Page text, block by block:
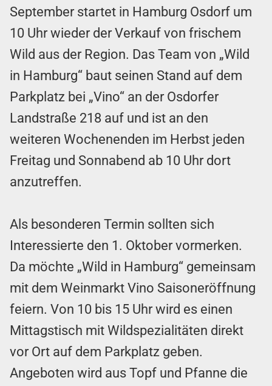
September startet in Hamburg Osdorf um
10 Uhr wieder der Verkauf von frischem
Wild aus der Region. Das Team von „Wild
in Hamburg“ baut seinen Stand auf dem
Parkplatz bei „Vino“ an der Osdorfer
Landstraße 218 auf und ist an den
weiteren Wochenenden im Herbst jeden
Freitag und Sonnabend ab 10 Uhr dort
anzutreffen.
Als besonderen Termin sollten sich
Interessierte den 1. Oktober vormerken.
Da möchte „Wild in Hamburg“ gemeinsam
mit dem Weinmarkt Vino Saisoneröffnung
feiern. Von 10 bis 15 Uhr wird es einen
Mittagstisch mit Wildspezialitäten direkt
vor Ort auf dem Parkplatz geben.
Angeboten wird aus Topf und Pfanne die